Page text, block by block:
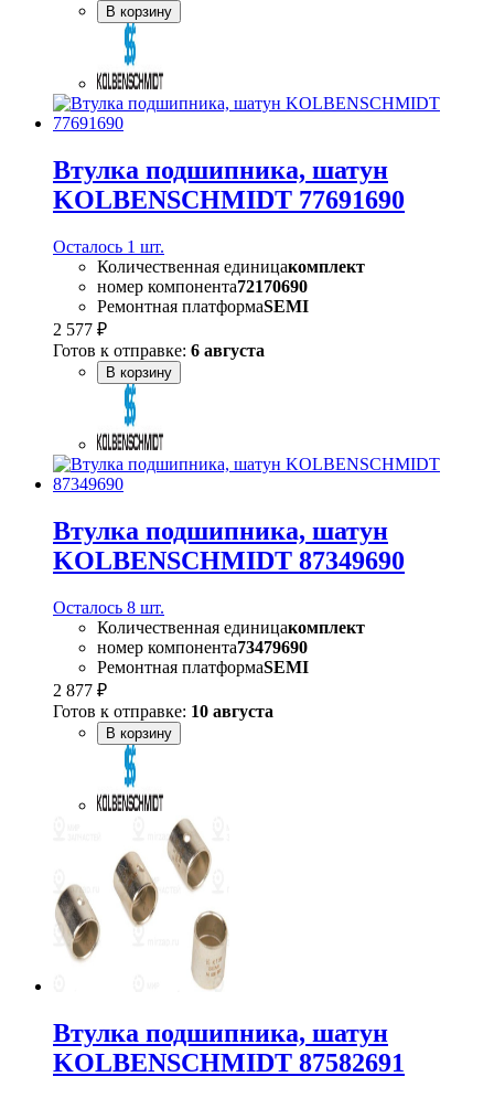
В корзину
Втулка подшипника, шатун
KOLBENSCHMIDT 77691690
Осталось 1 шт.
Количественная единицакомплект
номер компонента72170690
Ремонтная платформаSEMI
2 577 ₽
Готов к отправке: 6 августа
В корзину
Втулка подшипника, шатун
KOLBENSCHMIDT 87349690
Осталось 8 шт.
Количественная единицакомплект
номер компонента73479690
Ремонтная платформаSEMI
2 877 ₽
Готов к отправке: 10 августа
В корзину
Втулка подшипника, шатун
KOLBENSCHMIDT 87582691